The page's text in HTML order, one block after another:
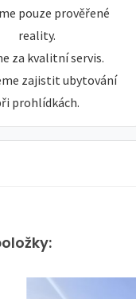
pouze prověřené
reality.
za kvalitní servis.
zajistit ubytování
prohlídkách.